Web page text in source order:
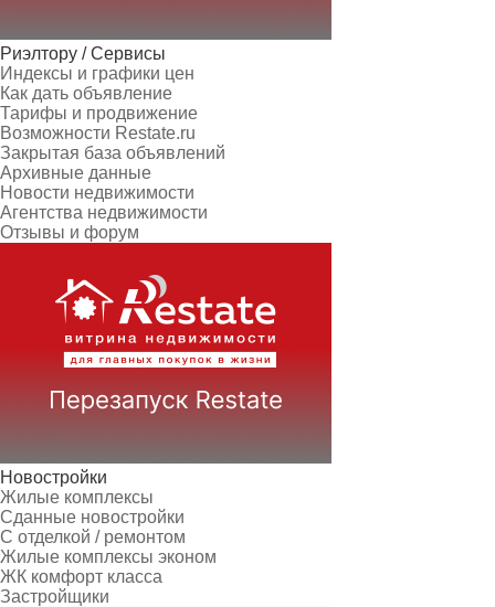
Риэлтору / Сервисы
Индексы и графики цен
Как дать объявление
Тарифы и продвижение
Возможности Restate.ru
Закрытая база объявлений
Архивные данные
Новости недвижимости
Агентства недвижимости
Отзывы и форум
Новостройки
Жилые комплексы
Сданные новостройки
С отделкой / ремонтом
Жилые комплексы эконом
ЖК комфорт класса
Застройщики